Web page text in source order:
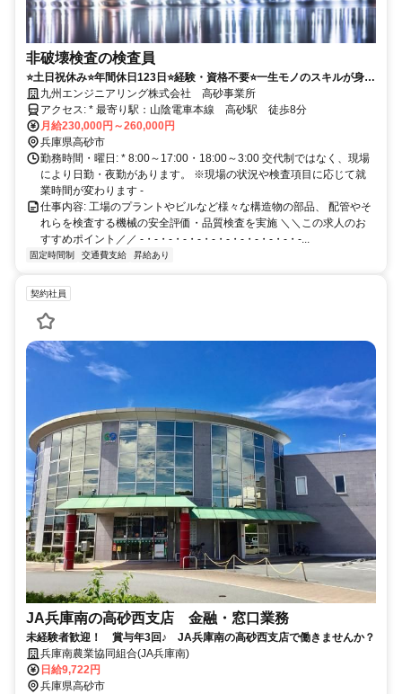
非破壊検査の検査員
⭐土日祝休み⭐年間休日123日⭐経験・資格不要⭐一生モノのスキルが身に
つく⭐男女共に活躍中
九州エンジニアリング株式会社 高砂事業所
アクセス: * 最寄り駅：山陰電車本線 高砂駅 徒歩8分
月給230,000円～260,000円
兵庫県高砂市
勤務時間・曜日: * 8:00～17:00・18:00～3:00 交代制ではなく、現場
により日勤・夜勤があります。 ※現場の状況や検査項目に応じて就
業時間が変わります -
仕事内容: 工場のプラントやビルなど様々な構造物の部品、 配管やそ
れらを検査する機械の安全評価・品質検査を実施 ＼＼この求人のお
すすめポイント／／ -・-・-・-・-・-・-・-・-・-・-・-...
固定時間制 交通費支給 昇給あり
契約社員
JA兵庫南の高砂西支店 金融・窓口業務
未経験者歓迎！ 賞与年3回♪ JA兵庫南の高砂西支店で働きませんか？
兵庫南農業協同組合(JA兵庫南)
日給9,722円
兵庫県高砂市